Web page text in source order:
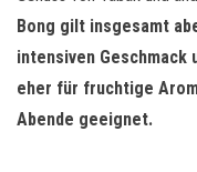
Bong gilt insgesamt
intensiven
eher für fruchtige
Abende geeignet.